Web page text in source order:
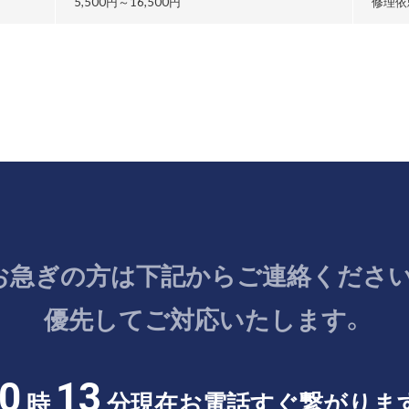
急ぎの方は下記からご連絡ください
優先してご対応いたします。
時 13 分現在お電話すぐ繋がりま